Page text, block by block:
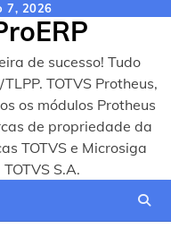
7, 2026
de sucesso! Tudo
TOTVS Protheus,
os módulos Protheus
de propriedade da
TOTVS e Microsiga
S.A.